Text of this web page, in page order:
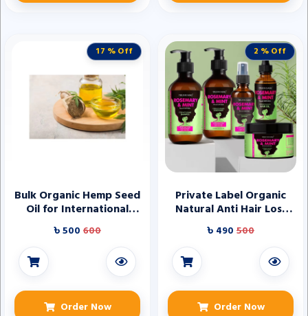
17 % Off
Bulk Organic Hemp Seed
Oil for International
Trade
৳ 500 600
Order Now
2 % Off
Private Label Organic
Natural Anti Hair Loss
Biotin Rosemary Mint
Hair Growth Mask
Shampoo and
Conditioner Care Set
৳ 490 500
Order Now